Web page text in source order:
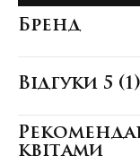
Бренд
Відгуки 5 (1)
квітами